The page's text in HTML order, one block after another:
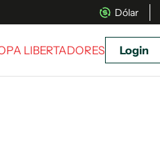
Dólar
LIBERTADORES Login